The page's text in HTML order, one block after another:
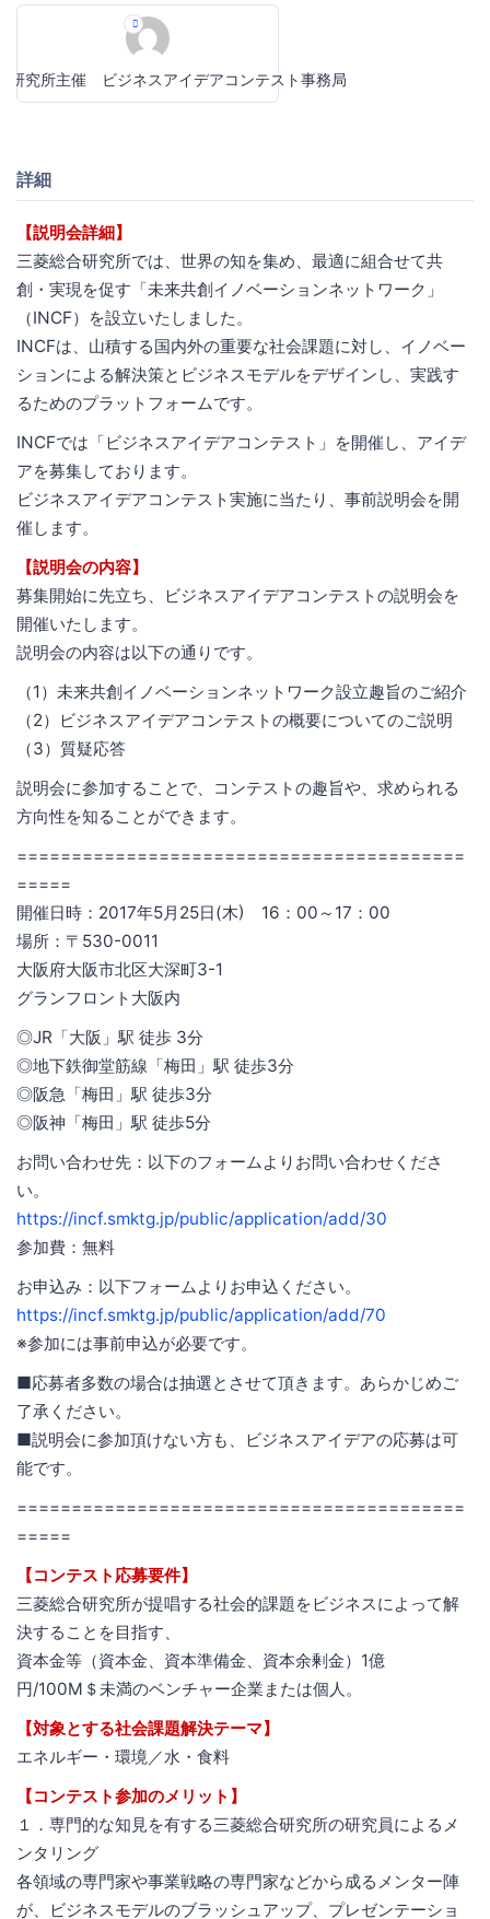
研究所主催 ビジネスアイデアコンテスト事務局
詳細
【説明会詳細】
三菱総合研究所では、世界の知を集め、最適に組合せて共
創・実現を促す「未来共創イノベーションネットワーク」
（INCF）を設立いたしました。
INCFは、山積する国内外の重要な社会課題に対し、イノベー
ションによる解決策とビジネスモデルをデザインし、実践す
るためのプラットフォームです。
INCFでは「ビジネスアイデアコンテスト」を開催し、アイデ
アを募集しております。
ビジネスアイデアコンテスト実施に当たり、事前説明会を開
催します。
【説明会の内容】
募集開始に先立ち、ビジネスアイデアコンテストの説明会を
開催いたします。
説明会の内容は以下の通りです。
（1）未来共創イノベーションネットワーク設立趣旨のご紹介
（2）ビジネスアイデアコンテストの概要についてのご説明
（3）質疑応答
説明会に参加することで、コンテストの趣旨や、求められる
方向性を知ることができます。
=========================================
=====
開催日時：2017年5月25日(木) 16：00～17：00
場所：〒530-0011
大阪府大阪市北区大深町3-1
グランフロント大阪内
◎JR「大阪」駅 徒歩 3分
◎地下鉄御堂筋線「梅田」駅 徒歩3分
◎阪急「梅田」駅 徒歩3分
◎阪神「梅田」駅 徒歩5分
お問い合わせ先：以下のフォームよりお問い合わせくださ
い。
https://incf.smktg.jp/public/application/add/30
参加費：無料
お申込み：以下フォームよりお申込ください。
https://incf.smktg.jp/public/application/add/70
※参加には事前申込が必要です。
■応募者多数の場合は抽選とさせて頂きます。あらかじめご
了承ください。
■説明会に参加頂けない方も、ビジネスアイデアの応募は可
能です。
=========================================
=====
【コンテスト応募要件】
三菱総合研究所が提唱する社会的課題をビジネスによって解
決することを目指す、
資本金等（資本金、資本準備金、資本余剰金）1億
円/100M＄未満のベンチャー企業または個人。
【対象とする社会課題解決テーマ】
エネルギー・環境／水・食料
【コンテスト参加のメリット】
１．専門的な知見を有する三菱総合研究所の研究員によるメ
ンタリング
各領域の専門家や事業戦略の専門家などから成るメンター陣
が、ビジネスモデルのブラッシュアップ、プレゼンテーショ